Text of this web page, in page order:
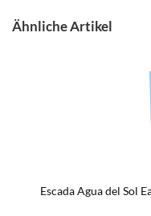
Ähnliche Artikel
Escada Agua del Sol